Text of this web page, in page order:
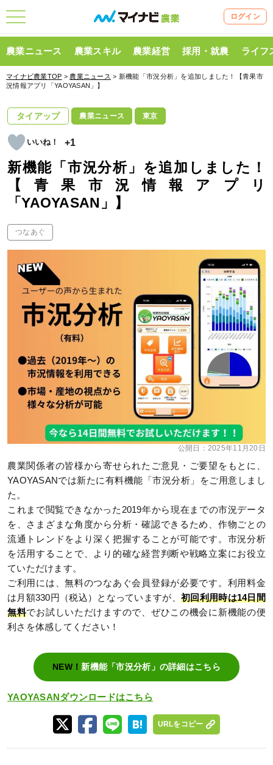
ログイン
農業ニュース 農業スキル 農業経営 採用・就農 ライフ
マイナビ農業TOP > 農業ニュース > 新機能「市況分析」を追加しました！【青果市
況情報アプリ「YAOYASAN」】
タイアップ 農業ニュース 東京
+1
新機能「市況分析」を追加しました！
【青果市況情報アプリ
「YAOYASAN」】
つなあぐ
公開日： 2025年11月20日
農業関係者の皆様から寄せられたご意見・ご要望をもとに、
YAOYASANでは新たに有料機能「市況分析」をご用意しまし
た。
これまで閲覧できなかった2019年から現在までの市況データ
を、さまざまな角度から分析・確認できるため、作物ごとの
流通トレンドをより深く把握することが可能です。市況分析
を活用することで、より的確な経営判断や戦略立案にお役立
ていただけます。
ご利用には、無料のつなあぐ会員登録が必要です。利用料金
は月額330円（税込）となっていますが、初回利用時は14日間
無料でお試しいただけますので、ぜひこの機会に新機能の便
利さを体感してください！
NEW！ 新機能「市況分析」の詳細はこちら
YAOYASANダウンロードはこちら
URLをコピー